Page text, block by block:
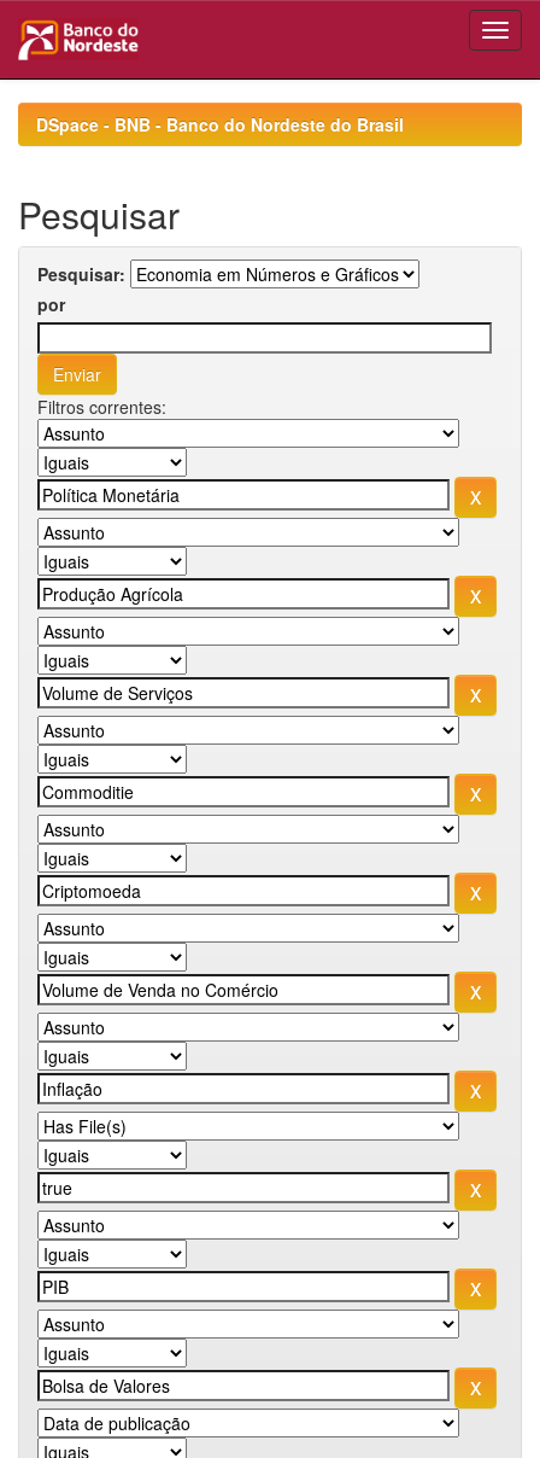
navigationDSpace - BNB - Banco do Nordeste do Brasil
Pesquisar
Pesquisar:
por
Filtros correntes: